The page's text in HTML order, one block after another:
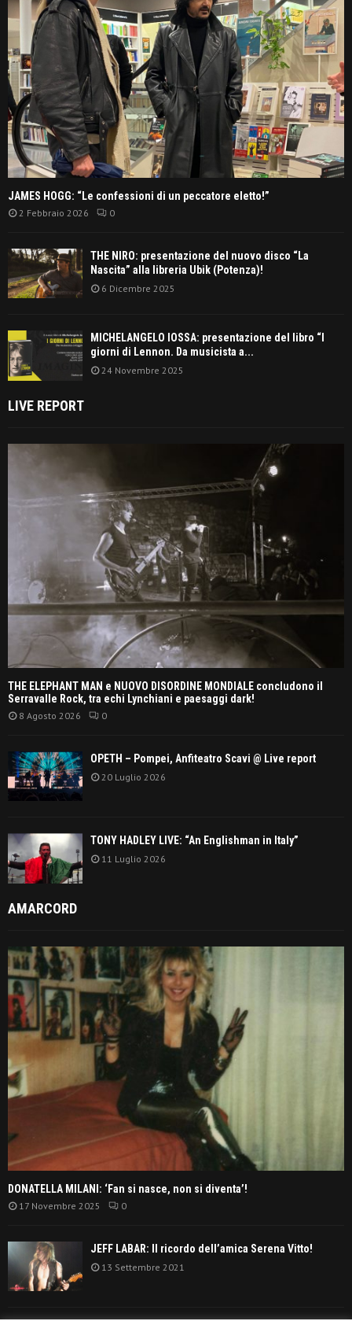
JAMES HOGG: “Le confessioni di un peccatore eletto!”
2 Febbraio 2026 0
THE NIRO: presentazione del nuovo disco “La
Nascita” alla libreria Ubik (Potenza)!
6 Dicembre 2025
MICHELANGELO IOSSA: presentazione del libro “I
giorni di Lennon. Da musicista a...
24 Novembre 2025
LIVE REPORT
THE ELEPHANT MAN e NUOVO DISORDINE MONDIALE concludono il
Serravalle Rock, tra echi Lynchiani e paesaggi dark!
8 Agosto 2026 0
OPETH – Pompei, Anfiteatro Scavi @ Live report
20 Luglio 2026
TONY HADLEY LIVE: “An Englishman in Italy”
11 Luglio 2026
AMARCORD
DONATELLA MILANI: ‘Fan si nasce, non si diventa’!
17 Novembre 2025 0
JEFF LABAR: Il ricordo dell’amica Serena Vitto!
13 Settembre 2021